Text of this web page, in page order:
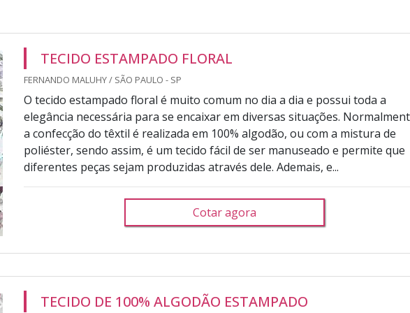
TECIDO ESTAMPADO FLORAL
FERNANDO MALUHY / SÃO PAULO - SP
O tecido estampado floral é muito comum no dia a dia e possui toda a
elegância necessária para se encaixar em diversas situações.
a confecção do têxtil é realizada em 100% algodão, ou com a mistura de
poliéster, sendo assim, é um tecido fácil de ser manuseado e permite que
diferentes peças sejam produzidas através dele. Ademais, e...
Cotar agora
TECIDO DE 100% ALGODÃO ESTAMPADO